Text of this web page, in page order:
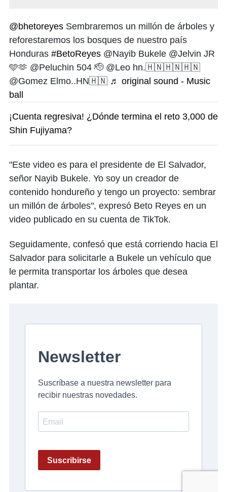
@bhetoreyes Sembraremos un millón de árboles y
reforestaremos los bosques de nuestro país
Honduras #BetoReyes @Nayib Bukele @Jelvin JR
🩵🫶 @Peluchin 504 🫡 @Leo hn.🇭🇳🇭🇳🇭🇳
@Gomez Elmo..HN🇭🇳 ♬ original sound - Music
ball
¡Cuenta regresiva! ¿Dónde termina el reto 3,000 de
Shin Fujiyama?
"Este video es para el presidente de El Salvador,
señor Nayib Bukele. Yo soy un creador de
contenido hondureño y tengo un proyecto: sembrar
un millón de árboles", expresó Beto Reyes en un
video publicado en su cuenta de TikTok.
Seguidamente, confesó que está corriendo hacia El
Salvador para solicitarle a Bukele un vehículo que
le permita transportar los árboles que desea
plantar.